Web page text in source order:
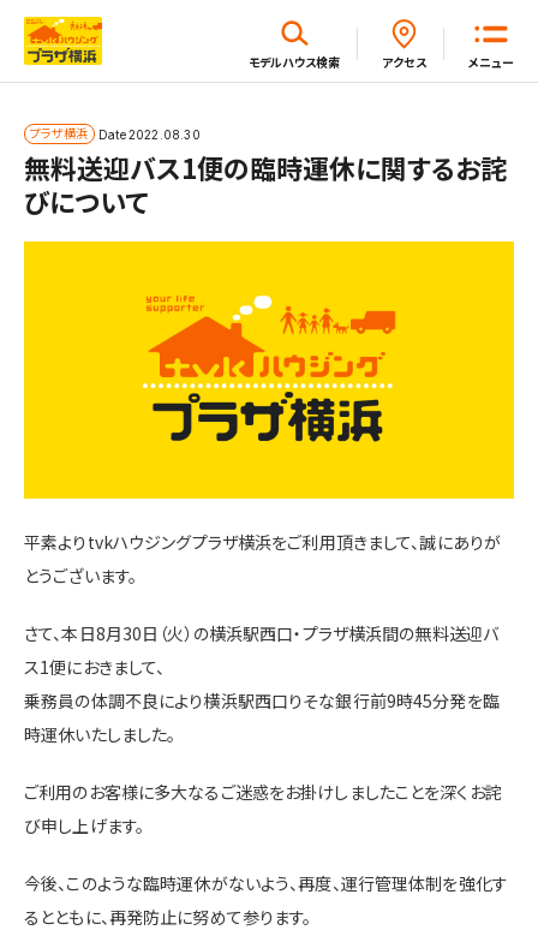
メニュー
モデルハウス検索 アクセス
プラザ横浜 Date2022.08.30
無料送迎バス1便の臨時運休に関するお詫
びについて
平素よりtvkハウジングプラザ横浜をご利用頂きまして、誠にありが
とうございます。
さて、本日8月30日（火）の横浜駅西口・プラザ横浜間の無料送迎バ
ス1便におきまして、
乗務員の体調不良により横浜駅西口りそな銀行前9時45分発を臨
時運休いたしました。
ご利用のお客様に多大なるご迷惑をお掛けしましたことを深くお詫
び申し上げます。
今後、このような臨時運休がないよう、再度、運行管理体制を強化す
るとともに、再発防止に努めて参ります。
閉じる
ホーム
モデルハウス一覧
イベント・セミナー・キャンペーン一覧
施設・サービス
アクセス